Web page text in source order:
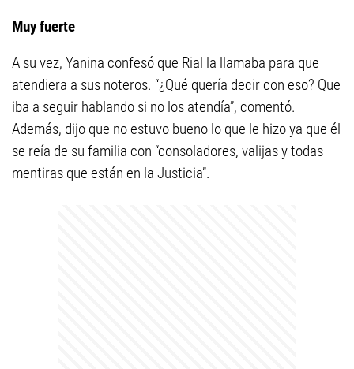
Muy fuerte
A su vez, Yanina confesó que Rial la llamaba para que
atendiera a sus noteros. “¿Qué quería decir con eso? Que
iba a seguir hablando si no los atendía”, comentó.
Además, dijo que no estuvo bueno lo que le hizo ya que él
se reía de su familia con “consoladores, valijas y todas
mentiras que están en la Justicia”.